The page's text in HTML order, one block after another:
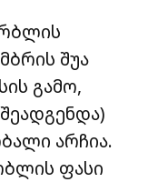
შუა
გამო,
არჩია.
ფასი